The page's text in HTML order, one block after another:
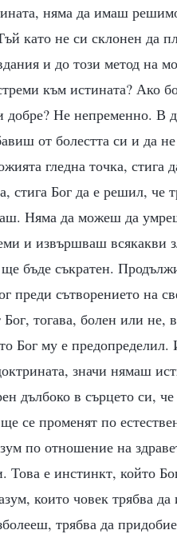
няма да имаш
като не си склонен да
и до този метод на
към истината? Ако
Не непременно. В
от болестта си и да
гледна точка,
стига Бог да е решил, че
Няма да можеш да
и извършваш
бъде съкратен.
преди сътворението на
Бог, тогава, болен или
Бог му е
значи нямаш
дълбоко в сърцето си,
се променят по
по отношение на
Това е инстинкт, който
които човек трябва
трябва да